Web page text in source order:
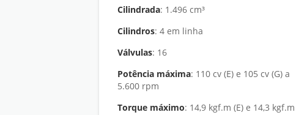
Cilindrada : 1.496 cm³
Cilindros : 4 em linha
Válvulas : 16
Potência máxima: 110 cv (E) e 105 cv (G) a
5.600 rpm
Torque máximo: 14,9 kgf.m (E) e 14,3 kgf.m